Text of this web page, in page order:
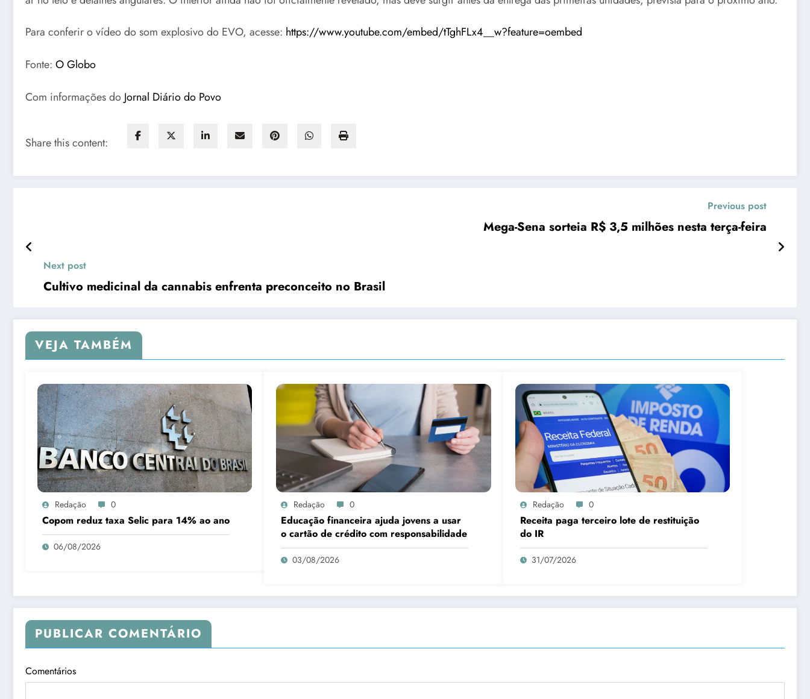
Para conferir o vídeo do som explosivo do EVO, acesse: https://www.youtube.com/embed/tTghFLx4__w?feature=oembed
Fonte: O Globo
Com informações do Jornal Diário do Povo
Share this content:
Previous post
Mega-Sena sorteia R$ 3,5 milhões nesta terça-feira
Next post
Cultivo medicinal da cannabis enfrenta preconceito no Brasil
VEJA TAMBÉM
Redação 0
Copom reduz taxa Selic para 14% ao ano
06/08/2026
Redação 0
Educação financeira ajuda jovens a usar
o cartão de crédito com responsabilidade
03/08/2026
Redação 0
Receita paga terceiro lote de restituição
do IR
31/07/2026
PUBLICAR COMENTÁRIO
Comentários